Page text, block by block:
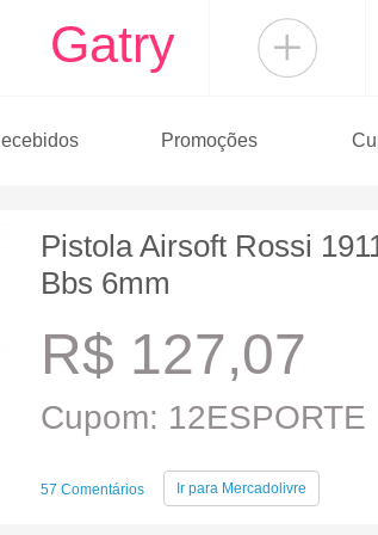
Gatry
Promoções
Pistola Airsoft Rossi
Bbs 6mm
R$ 127,07
Cupom: 12ESPORTE
57 Comentários Ir para Mercadolivre